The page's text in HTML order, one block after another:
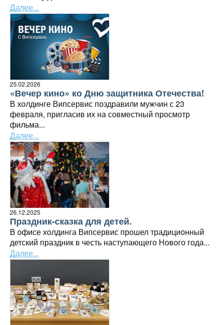
Далее...
«Вечер кино» ко Дню защитника Отечества!
В холдинге Випсервис поздравили мужчин с 23
февраля, пригласив их на совместный просмотр
фильма...
25.02.2026
Далее...
Праздник-сказка для детей.
В офисе холдинга Випсервис прошел традиционный
детский праздник в честь наступающего Нового года...
26.12.2025
Далее...